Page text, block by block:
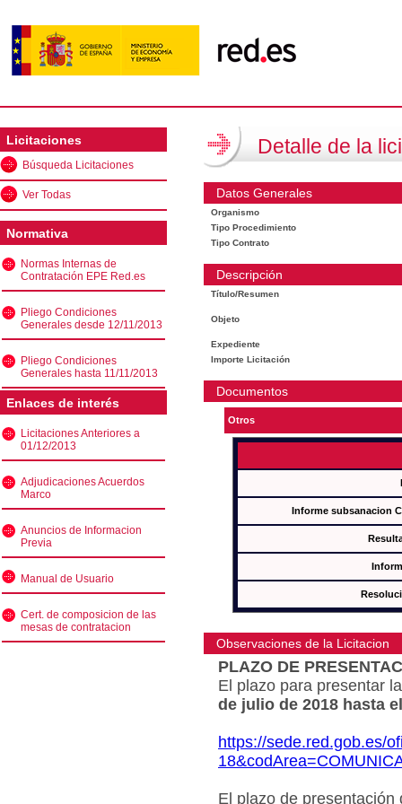
Licitaciones
Búsqueda Licitaciones
Ver Todas
Normativa
Normas Internas de
Contratación EPE Red.es
Pliego Condiciones
Generales desde 12/11/2013
Pliego Condiciones
Generales hasta 11/11/2013
Enlaces de interés
Licitaciones Anteriores a
01/12/2013
Adjudicaciones Acuerdos
Marco
Anuncios de Informacion
Previa
Manual de Usuario
Cert. de composicion de las
mesas de contratacion
Detalle de la
Datos Generales
Organismo
Tipo Procedimiento
Tipo Contrato
Descripción
Título/Resumen
Objeto
Expediente
Importe Licitación
Documentos
Otros
Informe subsanacion
Observaciones de la Licitacion
PLAZO DE
El plazo para presentar
de julio de 2018 hasta
https://sede.red.gob.es/
El plazo de